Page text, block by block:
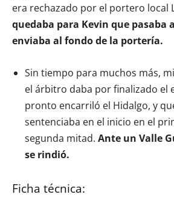
era rechazado por el portero local
quedaba para Kevin que pasaba
enviaba al fondo de la portería.
Sin tiempo para muchos más,
el árbitro daba por finalizado el
pronto encarriló el Hidalgo, y
sentenciaba en el inicio en el
segunda mitad. Ante un Valle
se rindió.
Ficha técnica: